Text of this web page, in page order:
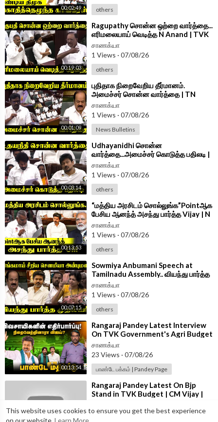
This website uses cookies to ensure you get the best experience
on our website. Learn More
00:02:49 others
00:19:03
⁣Ragupathy சொன்ன ஒற்றை வார்த்தை...
எரிமலையாய் வெடித்த N Anand | TVK
Govt | DMK | Assembly 2026
சாணக்யா
1 Views · 07/08/26
others
00:01:09
⁣புதிதாக நிறைவேறிய தீர்மானம்.
அமைச்சர் சொன்ன வார்த்தை | TN
Assembly 2026 | DMK | TVK
சாணக்யா
1 Views · 07/08/26
News Bulletins
00:03:14
⁣Udhayanidhi சொன்ன
வார்த்தை...அமைச்சர் கொடுத்த பதிலடி |
Minister Vinoth Speech TN
Assembly 2026
சாணக்யா
1 Views · 07/08/26
others
00:13:53
⁣“மத்திய அரசிடம் சொல்லுங்க”Pointஆக
பேசிய ஆனந்த் அசந்து பார்த்த Vijay | N
Anand Speech at TN Assembly
சாணக்யா
1 Views · 07/08/26
others
00:07:15
⁣Sowmiya Anbumani Speech at
Tamilnadu Assembly.. வியந்து பார்த்த
CM Vijay | PMK | TVK
சாணக்யா
1 Views · 07/08/26
others
00:13:54
⁣Rangaraj Pandey Latest Interview
On TVK Government's Agri Budget
| CM Vijay | EPS | Udhayanidhi |DMK
சாணக்யா
23 Views · 07/08/26
பாண்டே பக்கம் | Pandey Page
⁣Rangaraj Pandey Latest On Bjp
Stand in TVK Budget | CM Vijay |
Wilson
9 Views 07/08/26